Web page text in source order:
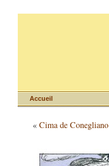
Accueil
« Cima de Conegliano